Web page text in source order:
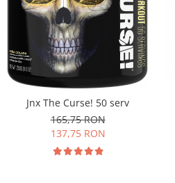
Jnx The Curse! 50 serv
165,75 RON
137,75 RON